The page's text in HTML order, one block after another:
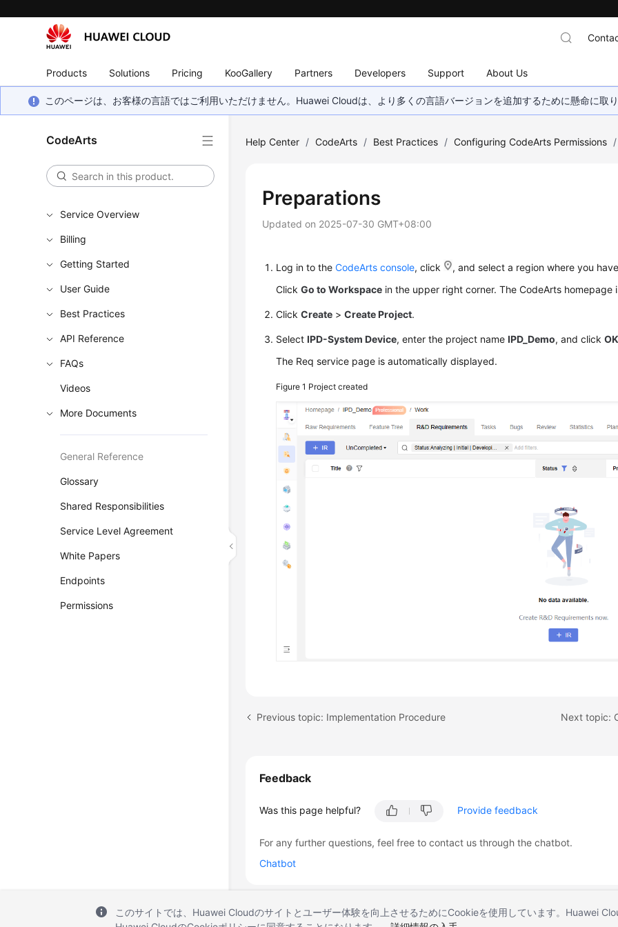
Products Solutions Pricing KooGallery Partners Developers Support About Us
このページは、お客様の言語ではご利用いただけません。Huawei Cloudは、より多くの言語バージョンを追加するために懸命に取
CodeArts
Service Overview
Billing
Getting Started
User Guide
Best Practices
API Reference
FAQs
Videos
More Documents
General Reference
Glossary
Shared Responsibilities
Service Level Agreement
White Papers
Endpoints
Permissions
Help Center / CodeArts / Best Practices / Configuring CodeArts Permissions /
Preparations
Updated on 2025-07-30 GMT+08:00
Log in to theCodeArts console, click
, and select a region where you
ClickGo to Workspace in the upper right corner. The CodeArts homepage
ClickCreate >Create Project.
SelectIPD-System Device, enter the project nameIPD_Demo, and click
The Req service page is automatically displayed.
Figure 1 Project created
Previous topic: Implementation Procedure
Feedback
Was this page helpful? Provide feedback
For any further questions, feel free to contact us through the chatbot.
Chatbot
このサイトでは、Huawei Cloudのサイトとユーザー体験を向上させるためにCookieを使用しています。Huawei